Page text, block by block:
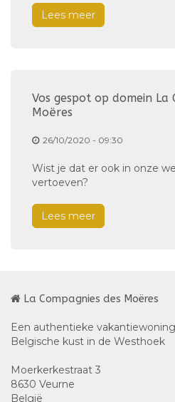
Lees meer
Vos gespot op domein La
Moëres
26/10/2020 - 09:30
Wist je dat er ook in onze
vertoeven?
Lees meer
La Compagnies des Moëres
Een authentieke
Belgische kust in de Westhoek
Moerkerkestraat 3
8630 Veurne
België